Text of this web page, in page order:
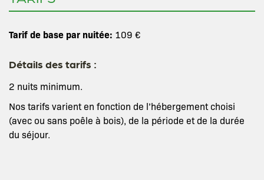
Tarif de base par nuitée: 109 €
Détails des tarifs :
2 nuits minimum.
Nos tarifs varient en fonction de l’hébergement choisi
(avec ou sans poêle à bois), de la période et de la durée
du séjour.